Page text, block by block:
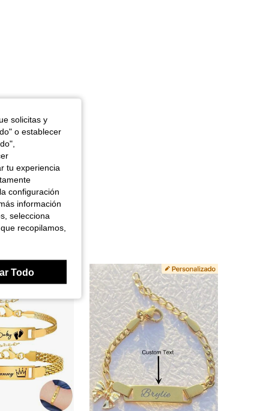
solicitas y
o establecer
tu experiencia
configuración
información
selecciona
recopilamos,
Todo